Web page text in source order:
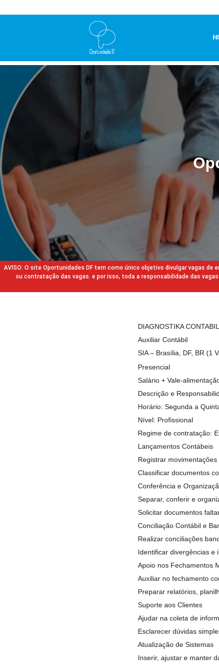
AVISO: O site Oportunidades DF tem como único objetivo divulgar vagas
ou contratação das vagas. e por isso, toda a responsabilidade das
DIAGNOSTIKA
Auxiliar Contábil
SIA – Brasília, DF, BR (1
Presencial
Salário + Vale-
Descrição e
Horário: Segunda a
Nível: Profissional
Regime de contratação:
Lançamentos Contábeis
Registrar
Classificar documentos
Conferência e
Separar, conferir e
Solicitar documentos
Conciliação Contábil e
Realizar conciliações
Identificar divergências e
Apoio nos Fechamentos
Auxiliar no fechamento
Preparar relatórios,
Suporte aos Clientes
Ajudar na coleta de
Esclarecer dúvidas
Atualização de Sistemas
Inserir, ajustar e manter